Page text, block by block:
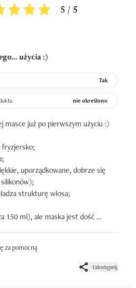
5 / 5
użycia :)
Tak
nie określono
masce już po pierwszym użyciu :)
fryzjersko;
uporządkowane, dobrze się
silikonów);
strukturę włosa;
150 ml), ale maska jest dość
od: wakacje 2013
1 opakowanie 150 ml
za pomocną
Udostępnij